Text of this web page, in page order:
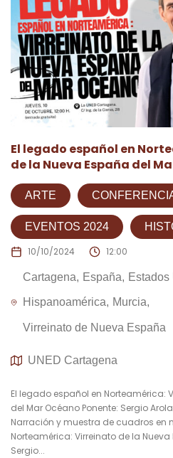
El legado español en
de la Nueva España del
ARTE
EVENTOS 2024
10/10/2024 12:00
Cartagena España
Hispanoamérica Murcia
Virreinato de Nueva España
UNED Cartagena
El legado español en Norteamérica:
del Mar Océano Ponente: Sergio
Narración y muestra de cuadros en
Norteamérica: Virreinato de la
Sergio...